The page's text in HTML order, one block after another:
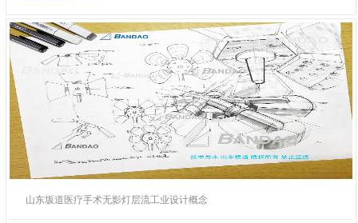
山东坂道医疗手术无影灯层流工业设计概念